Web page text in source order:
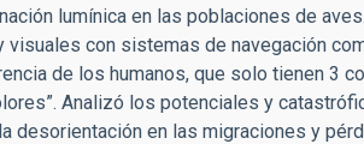
lumínica en las poblaciones de
con sistemas de navegación
de los humanos, que solo tienen 3
Analizó los potenciales y
desorientación en las migraciones y